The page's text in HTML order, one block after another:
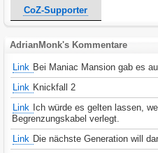
CoZ-Supporter
AdrianMonk's Kommentare
Link Bei Maniac Mansion gab es
Link Knickfall 2
Link Ich würde es gelten lassen,
Begrenzungskabel verlegt.
Link Die nächste Generation will